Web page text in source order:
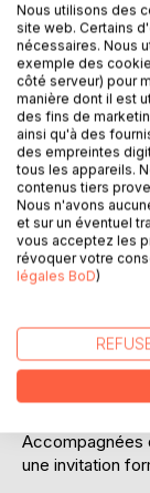
Ajouter à ma
Laisser un avis
DESCRIPTION
Philosopher
Qu'est-ce que
l'avenir ? Pour
Dans cet
Accompagnées
une invitation
Nous utilisons des
site web. Certains
nécessaires. Nous
exemple des
côté serveur) pour
manière dont il est
des fins de
ainsi qu'à des
des empreintes
tous les appareils.
contenus tiers
Nous n'avons
et sur un éventuel
vous acceptez les
révoquer votre
légales BoD)